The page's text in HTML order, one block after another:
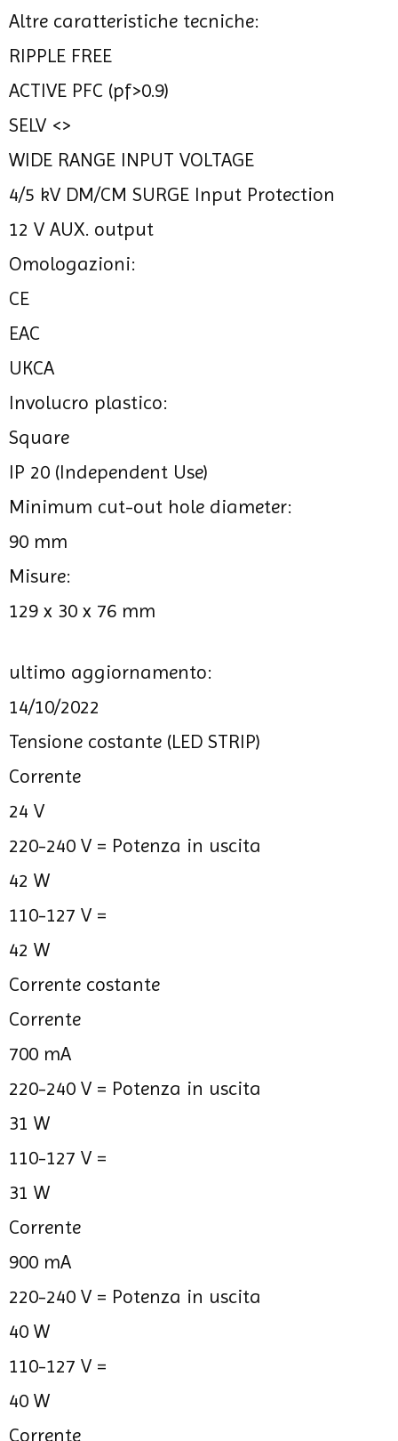
Altre caratteristiche tecniche:
RIPPLE FREE
ACTIVE PFC (pf>0.9)
SELV <>
WIDE RANGE INPUT VOLTAGE
4/5 kV DM/CM SURGE Input Protection
12 V AUX. output
Omologazioni:
CE
EAC
UKCA
Involucro plastico:
Square
IP 20 (Independent Use)
Minimum cut-out hole diameter:
90 mm
Misure:
129 x 30 x 76 mm
ultimo aggiornamento:
14/10/2022
Tensione costante (LED STRIP)
Corrente
24 V
220-240 V = Potenza in uscita
42 W
110-127 V =
42 W
Corrente costante
Corrente
700 mA
220-240 V = Potenza in uscita
31 W
110-127 V =
31 W
Corrente
900 mA
220-240 V = Potenza in uscita
40 W
110-127 V =
40 W
Corrente